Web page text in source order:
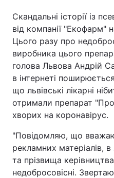
Скандальні історії із
від компанії "Екофарм"
Цього разу про
виробника цього
голова Львова Андрій
в інтернеті
що львівські лікарні
отримали препарат
хворих на коронавірус.
"Повідомляю, що вважаю
рекламних матеріалів,
та прізвища
недобросовісні.